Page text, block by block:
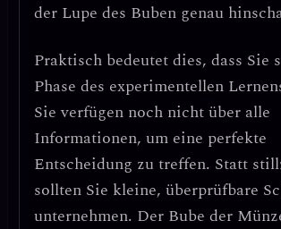
der Lupe des Buben genau
Praktisch bedeutet dies, dass Sie
Phase des experimentellen
Sie verfügen noch nicht über alle
Informationen, um eine perfekte
Entscheidung zu treffen. Statt
sollten Sie kleine, überprüfbare
unternehmen. Der Bube der